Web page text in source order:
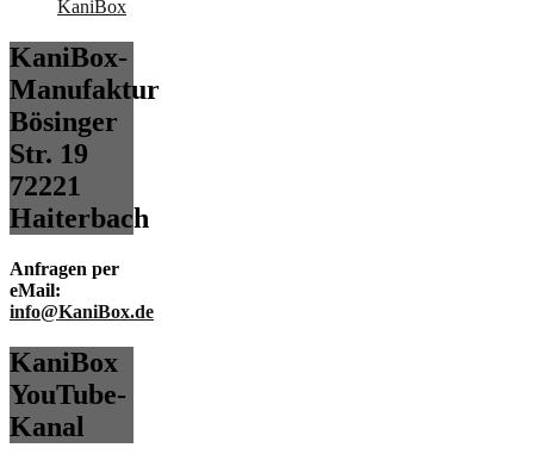
KaniBox-
Manufaktur
Bösinger
Str. 19
72221
Haiterbach
Anfragen per
eMail:
info@KaniBox.de
KaniBox
YouTube-
Kanal